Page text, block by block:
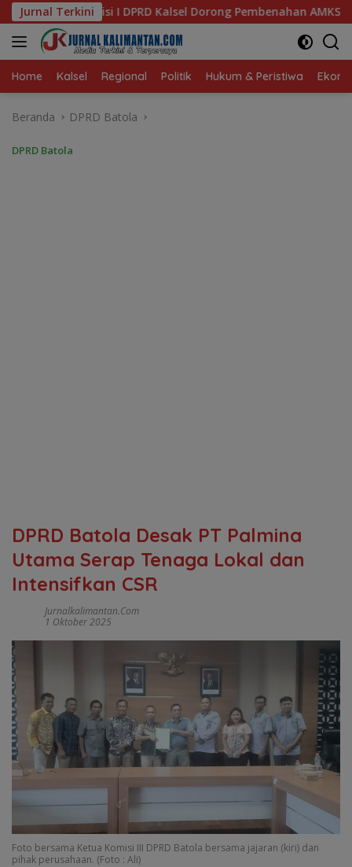
Langsung
ke
konten
Jurnal Terkini
Dorong Pembenahan AMKS Hasanuddin Ketua TP
Home Kalsel Regional Politik Hukum & Peristiwa
Beranda DPRD Batola
DPRD Batola
DPRD Batola Desak PT Palmina
Utama Serap Tenaga Lokal dan
Intensifkan CSR
Jurnalkalimantan.com
1 Oktober 2025
Foto bersama Ketua Komisi III DPRD Batola bersama jajaran (kiri) dan
pihak perusahaan. (Foto : Ali)